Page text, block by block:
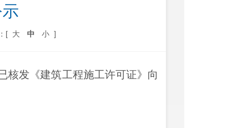
[ 大 中 小 ]
核发《建筑工程施工许可证》 向